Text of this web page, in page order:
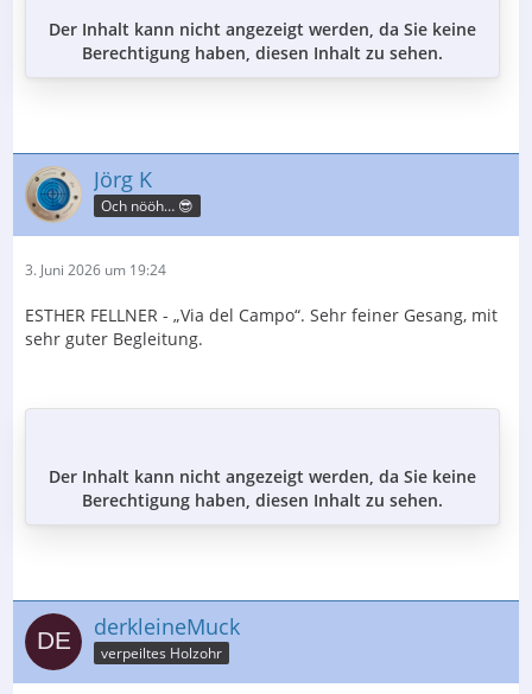
Der Inhalt kann nicht angezeigt werden, da Sie keine
Berechtigung haben, diesen Inhalt zu sehen.
Jörg K
Och nööh… 😎
3. Juni 2026 um 19:24
ESTHER FELLNER - „Via del Campo“. Sehr feiner Gesang, mit
sehr guter Begleitung.
Der Inhalt kann nicht angezeigt werden, da Sie keine
Berechtigung haben, diesen Inhalt zu sehen.
derkleineMuck
verpeiltes Holzohr